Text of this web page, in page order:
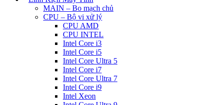
MAIN – Bo mạch chủ
CPU – Bộ vi xử lý
CPU AMD
CPU INTEL
Intel Core i3
Intel Core i5
Intel Core Ultra 5
Intel Core i7
Intel Core Ultra 7
Intel Core i9
Intel Xeon